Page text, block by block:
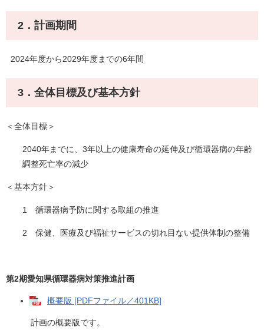
2．計画期間
2024年度から2029年度までの6年間
3．全体目標及び基本方針
＜全体目標＞
2040年までに、3年以上の健康寿命の延伸及び循環器病の年齢
調整死亡率の減少
＜基本方針＞
1 循環器病予防に関する取組の推進
2 保健、医療及び福祉サービスの切れ目ない提供体制の整備
第2期愛知県循環器病対策推進計画
概要版 [PDFファイル／401KB]
計画の概要版です。